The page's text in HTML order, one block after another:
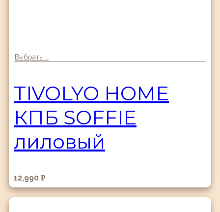
Выбрать ...
TIVOLYO HOME
КПБ SOFFIE
лиловый
12,990 Р